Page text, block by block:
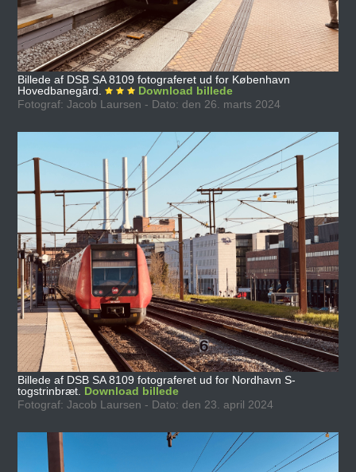
Billede af DSB SA 8109 fotograferet ud for København
Hovedbanegård.
Download billede
Fotograf: Jacob Laursen - Dato: den 26. marts 2024
Billede af DSB SA 8109 fotograferet ud for Nordhavn S-
togstrinbræt. Download billede
Fotograf: Jacob Laursen - Dato: den 23. april 2024